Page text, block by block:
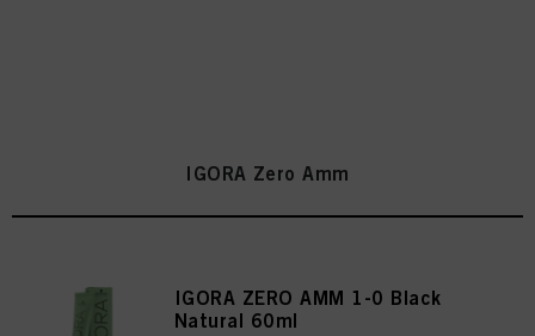
IGORA Zero Amm
IGORA ZERO AMM 1-0 Black
Natural 60ml